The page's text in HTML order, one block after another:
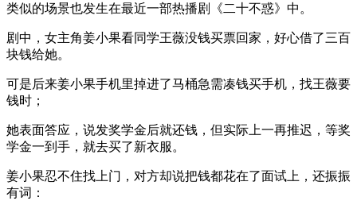
类似的场景也发生在最近一部热播剧《二十不惑》中。
剧中，女主角姜小果看同学王薇没钱买票回家，好心借了三百
块钱给她。
可是后来姜小果手机里掉进了马桶急需凑钱买手机，找王薇要
钱时；
她表面答应，说发奖学金后就还钱，但实际上一再推迟，等奖
学金一到手，就去买了新衣服。
姜小果忍不住找上门，对方却说把钱都花在了面试上，还振振
有词：